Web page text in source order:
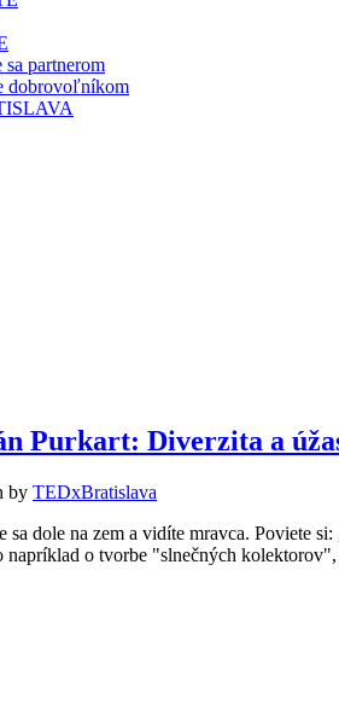
sa partnerom
dobrovoľníkom
Purkart: Diverzita a
by TEDxBratislava
sa dole na zem a vidíte mravca. Poviete
napríklad o tvorbe "slnečných